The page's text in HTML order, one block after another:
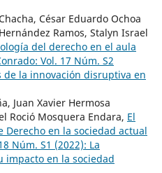
César Eduardo Ochoa
Ramos, Stalyn Israel
del derecho en el aula
Vol. 17 Núm. S2
de la innovación disruptiva en
Juan Xavier Hermosa
Roció Mosquera Endara, El
en la sociedad actual
Núm. S1 (2022): La
impacto en la sociedad